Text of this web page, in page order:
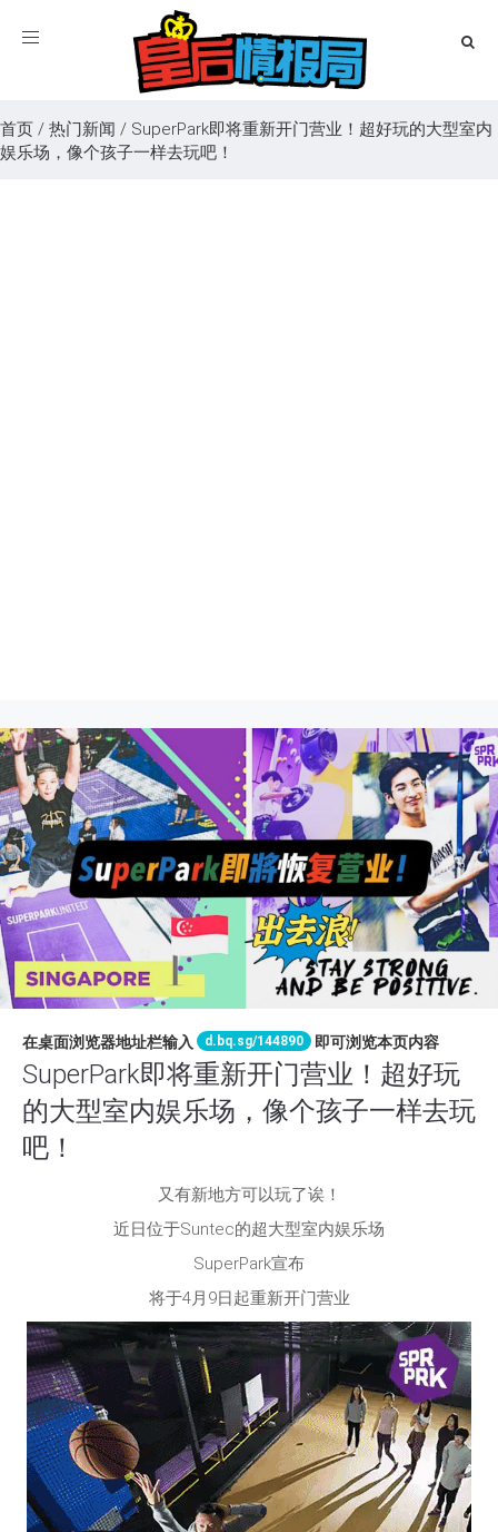
Toggle
首页 / 热门新闻 / SuperPark即将重新开门营业！超好玩的大型室内
娱乐场，像个孩子一样去玩吧！
在桌面浏览器地址栏输入 d.bq.sg/144890 即可浏览本页内容
SuperPark即将重新开门营业！超好玩
的大型室内娱乐场，像个孩子一样去玩
吧！
又有新地方可以玩了诶！
近日位于Suntec的超大型室内娱乐场
SuperPark宣布
将于4月9日起重新开门营业